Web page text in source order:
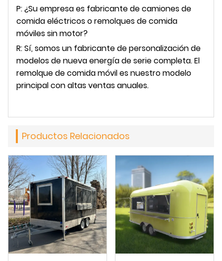
P: ¿Su empresa es fabricante de camiones de
comida eléctricos o remolques de comida
móviles sin motor?
R: Sí, somos un fabricante de personalización de
modelos de nueva energía de serie completa. El
remolque de comida móvil es nuestro modelo
principal con altas ventas anuales.
Productos Relacionados